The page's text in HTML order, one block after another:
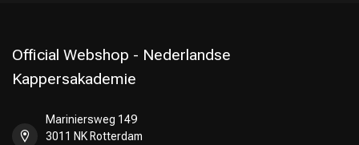
Umformung
Official Webshop - Nederlandse
Kappersakademie
Mariniersweg 149
3011 NK Rotterdam